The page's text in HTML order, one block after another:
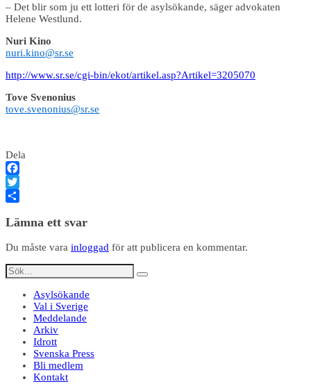
– Det blir som ju ett lotteri för de asylsökande, säger advokaten
Helene Westlund.
Nuri Kino
nuri.kino@sr.se
http://www.sr.se/cgi-bin/ekot/artikel.asp?Artikel=3205070
Tove Svenonius
tove.svenonius@sr.se
Dela
Facebook
Twitter
Lämna ett svar
Du måste vara inloggad för att publicera en kommentar.
Asylsökande
Val i Sverige
Meddelande
Arkiv
Idrott
Svenska Press
Bli medlem
Kontakt